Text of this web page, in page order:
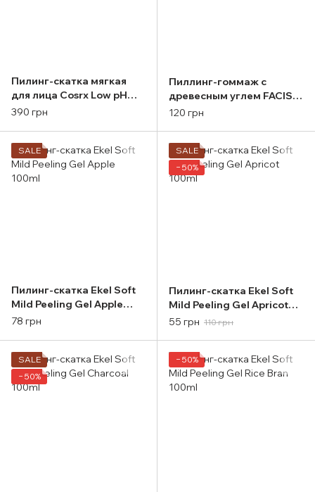
Пилинг-скатка мягкая
для лица Cosrx Low pH
Good Night Soft Peeling
390 грн
Пиллинг-гоммаж с
древесным углем FACIS
CHARCOAL GOMMAGE
120 грн
SALE
Пилинг-скатка Ekel Soft
Mild Peeling Gel Apple
100ml
78 грн
SALE
−50%
Пилинг-скатка Ekel Soft
Mild Peeling Gel Apricot
100ml
55 грн 110 грн
SALE
−50%
−50%